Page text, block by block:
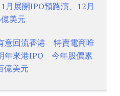
月展開IPO預路演、12月
美元
意回流香港 特賣電商唯
年來港IPO 今年股價累
億美元